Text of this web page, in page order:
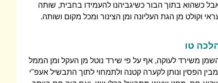
כשהוא בתוך הבור כשיגביהנו להעמידו בחבית, שותה
וקולט מן הגת העליונה ומן הצינור ומכל מקום ושותה.
טו
משירד לעוקה, אף על פי שירד נוטל מן העקל ומן הממל
הפסין ונותן לקערה קטנה ולתמחוי לתוך התבשיל אעפ"י